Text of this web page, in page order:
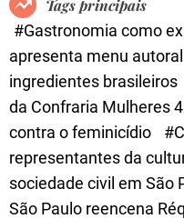
e
Tags principais
#Gastronomia como
apresenta menu
ingredientes brasileiros
da Confraria Mulheres
contra o feminicídio
representantes da
sociedade civil em São
São Paulo reencena